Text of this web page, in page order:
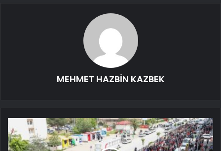
MEHMET HAZBİN KAZBEK